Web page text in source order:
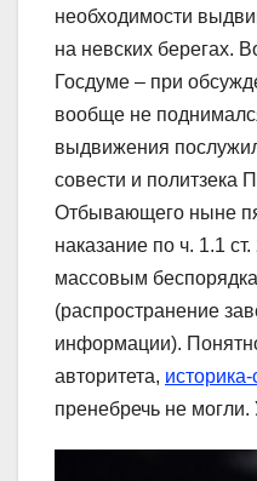
необходимости
на невских берегах.
Госдуме – при
вообще не
выдвижения
совести и политзека
Отбывающего ныне
наказание по ч. 1.1
массовым
(распространение
информации).
авторитета,
пренебречь не